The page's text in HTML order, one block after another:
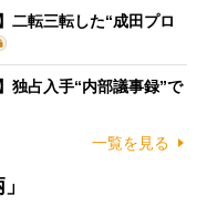
二転三転した“成田プロ
独占入手“内部議事録”で
一覧を見る